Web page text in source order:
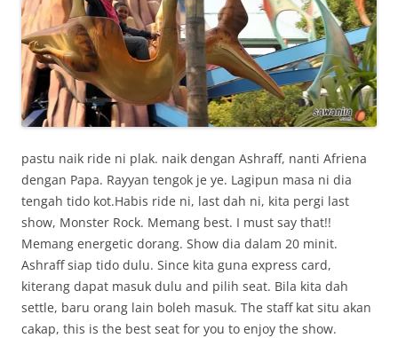
pastu naik ride ni plak. naik dengan Ashraff, nanti Afriena
dengan Papa. Rayyan tengok je ye. Lagipun masa ni dia
tengah tido kot.Habis ride ni, last dah ni, kita pergi last
show, Monster Rock. Memang best. I must say that!!
Memang energetic dorang. Show dia dalam 20 minit.
Ashraff siap tido dulu. Since kita guna express card,
kiterang dapat masuk dulu and pilih seat. Bila kita dah
settle, baru orang lain boleh masuk. The staff kat situ akan
cakap, this is the best seat for you to enjoy the show.